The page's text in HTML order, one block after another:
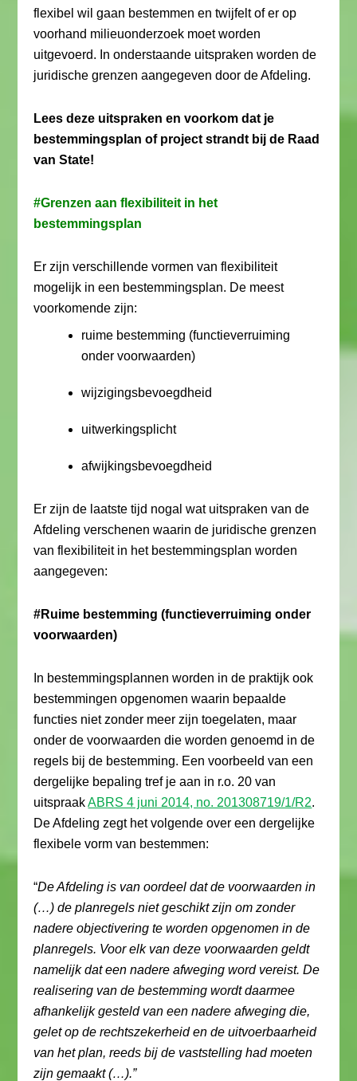
flexibel wil gaan bestemmen en twijfelt of er op
voorhand milieuonderzoek moet worden
uitgevoerd. In onderstaande uitspraken worden de
juridische grenzen aangegeven door de Afdeling.
Lees deze uitspraken en voorkom dat je
bestemmingsplan of project strandt bij de Raad
van State!
#Grenzen aan flexibiliteit in het
bestemmingsplan
Er zijn verschillende vormen van flexibiliteit
mogelijk in een bestemmingsplan. De meest
voorkomende zijn:
ruime bestemming (functieverruiming
onder voorwaarden)
wijzigingsbevoegdheid
uitwerkingsplicht
afwijkingsbevoegdheid
Er zijn de laatste tijd nogal wat uitspraken van de
Afdeling verschenen waarin de juridische grenzen
van flexibiliteit in het bestemmingsplan worden
aangegeven:
#Ruime bestemming (functieverruiming onder
voorwaarden)
In bestemmingsplannen worden in de praktijk ook
bestemmingen opgenomen waarin bepaalde
functies niet zonder meer zijn toegelaten, maar
onder de voorwaarden die worden genoemd in de
regels bij de bestemming. Een voorbeeld van een
dergelijke bepaling tref je aan in r.o. 20 van
uitspraakABRS 4 juni 2014, no. 201308719/1/R2.
De Afdeling zegt het volgende over een dergelijke
flexibele vorm van bestemmen:
“De Afdeling is van oordeel dat de voorwaarden in
(…) de planregels niet geschikt zijn om zonder
nadere objectivering te worden opgenomen in de
planregels. Voor elk van deze voorwaarden geldt
namelijk dat een nadere afweging word vereist. De
realisering van de bestemming wordt daarmee
afhankelijk gesteld van een nadere afweging die,
gelet op de rechtszekerheid en de uitvoerbaarheid
van het plan, reeds bij de vaststelling had moeten
zijn gemaakt (…).”